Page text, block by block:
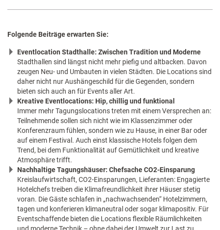
Folgende Beiträge erwarten Sie:
Eventlocation Stadthalle: Zwischen Tradition und Moderne
Stadthallen sind längst nicht mehr piefig und altbacken. Davon
zeugen Neu- und Umbauten in vielen Städten. Die Locations sind
daher nicht nur Aushängeschild für die Gegenden, sondern
bieten sich auch an für Events aller Art.
Kreative Eventlocations: Hip, chillig und funktional
Immer mehr Tagungslocations treten mit einem Versprechen an:
Teilnehmende sollen sich nicht wie im Klassenzimmer oder
Konferenzraum fühlen, sondern wie zu Hause, in einer Bar oder
auf einem Festival. Auch einst klassische Hotels folgen dem
Trend, bei dem Funktionalität auf Gemütlichkeit und kreative
Atmosphäre trifft.
Nachhaltige Tagungshäuser: Chefsache CO2-Einsparung
Kreislaufwirtschaft, CO2-Einsparungen, Lieferanten: Engagierte
Hotelchefs treiben die Klimafreundlichkeit ihrer Häuser stetig
voran. Die Gäste schlafen in „nachwachsenden“ Hotelzimmern,
tagen und konferieren klimaneutral oder sogar klimapositiv. Für
Eventschaffende bieten die Locations flexible Räumlichkeiten